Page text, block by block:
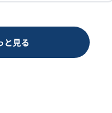
と見る